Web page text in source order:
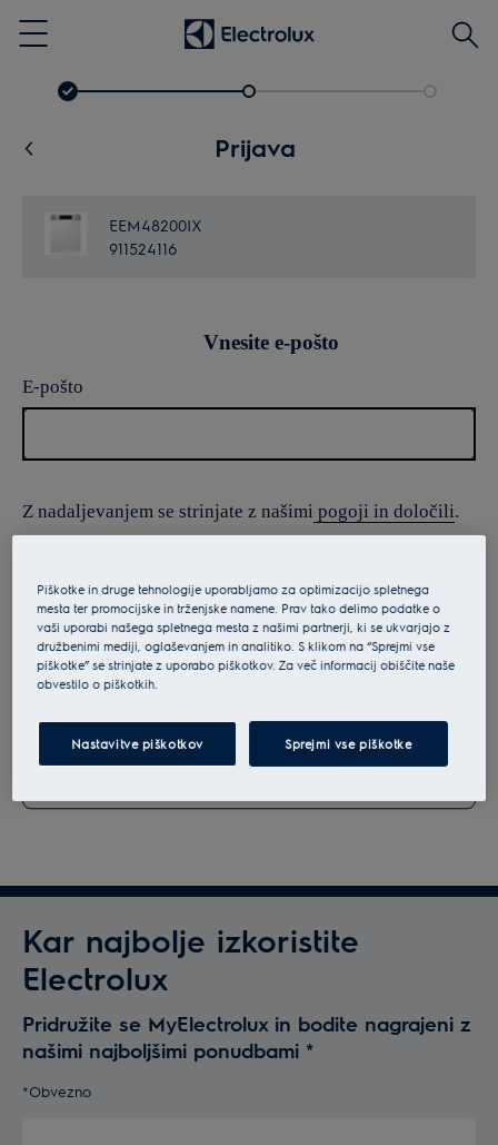
Menu
Išči
Prijava
EEM48200IX
911524116
Vnesite e-pošto
E-pošto
Z nadaljevanjem se strinjate z našimi pogoji in določili.
podatke, si oglejte našoizjavo o varstvu podatkov.
Kar najbolje izkoristite
Electrolux
Pridružite se MyElectrolux in bodite nagrajeni z
našimi najboljšimi ponudbami *
*Obvezno
Piškotke in druge tehnologije uporabljamo za optimizacijo spletnega
mesta ter promocijske in trženjske namene. Prav tako delimo podatke o
vaši uporabi našega spletnega mesta z našimi partnerji, ki se ukvarjajo z
družbenimi mediji, oglaševanjem in analitiko. S klikom na “Sprejmi vse
piškotke” se strinjate z uporabo piškotkov. Za več informacij obiščite naše
obvestilo o piškotkih.
Nastavitve piškotkov Sprejmi vse piškotke